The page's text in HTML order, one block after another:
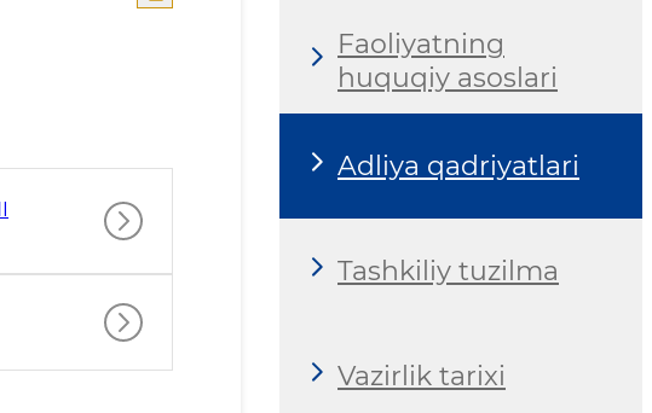
Faoliyatning
huquqiy asoslari
Adliya qadriyatlari
Tashkiliy tuzilma
Vazirlik tarixi